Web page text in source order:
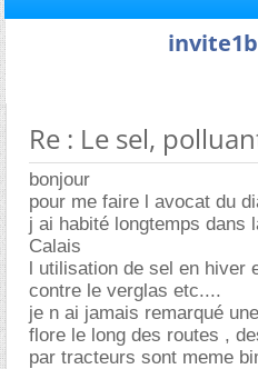
Re : Le sel,
bonjour
pour me faire l avocat du
j ai habité longtemps dans
Calais
l utilisation de sel en hiver
contre le verglas etc....
je n ai jamais remarqué
flore le long des routes ,
par tracteurs sont meme